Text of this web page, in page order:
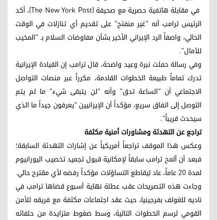
في مقابلة هاتفية حصرية مع صحيفة (The New York Post)، أكد
الرئيس ترامب أنه "غير منفتح" على تقديم أي تنازلات في الوقت
الحالي، واصفاً الرد الإيراني الأخير بشأن مفاوضات السلام بـ "المخيب
للآمال".
وفي رسالة حملت نبرة وعيد واضحة، قال ترامب إن القيادة الإيرانية
تدرك تماماً طبيعة الخطوات القادمة، مكرراً عبر منصات التواصل
الاجتماعي أن "الساعة تدق" وأنه "لن يتبقى شيء" ما لم يتم
التوصل إلى اتفاق سريع، مؤكداً أن الإيرانيين "يعرفون جيداً ما الذي
سيحدث قريباً".
تراجع عن التهدئة ومشاورات أمنية مكثفة
وعكس هذا الموقف تراجعاً أمريكياً عن إشارات التهدئة السابقة؛
فبعد أن ألمح ترامب سابقاً لإمكانية قبول تجميد تخصيب اليورانيوم
لمدة 20 عاماً، عاد ليقاطع التساؤلات مؤكداً رفضه لأي مقترح حالي.
وجاءت هذه التصريحات عقب عطلة نهاية أسبوع قضاها ترامب في
ناديه للغولف بفرجينيا، حيث عقد اجتماعات مكثفة مع فريقه للأمن
القومي لرسم الخطوات التالية، وسط ضغوط متزايدة من حلفائه